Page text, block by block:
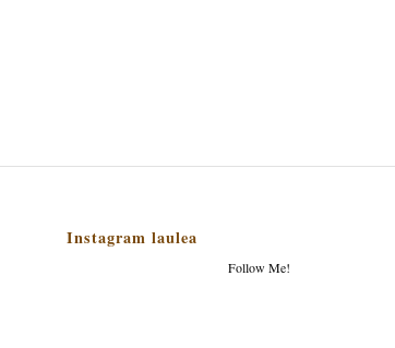
Instagram laulea
Follow Me!